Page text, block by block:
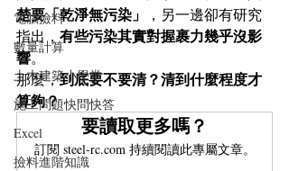
電腦撿料
數量計算
土木建築小學堂
施工問題快問快答
Excel
撿料進階知識
楚要「乾淨無污染」
，另一邊卻有研究
指出， 有些污染其實對握裹力幾乎沒影
響。
那麼，到底要不要清？清到什麼程度才
算夠？
要讀取更多嗎？
訂閱 steel-rc.com 持續閱讀此專屬文章。